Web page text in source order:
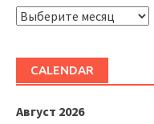
ARHIVĂ
CALENDAR
Август 2026